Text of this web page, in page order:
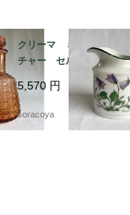
クリーマ ミルクピッ
チャー セルトマンヴ
ァイデン ババリア 1
2kwew13
5,570 円
soracoya